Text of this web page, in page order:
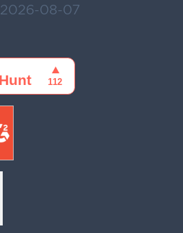
2026-08-07